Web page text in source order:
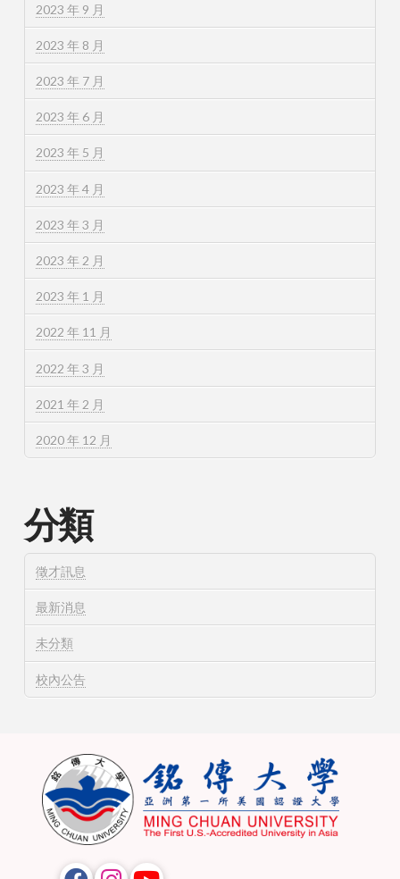
2023 年 9 月
2023 年 8 月
2023 年 7 月
2023 年 6 月
2023 年 5 月
2023 年 4 月
2023 年 3 月
2023 年 2 月
2023 年 1 月
2022 年 11 月
2022 年 3 月
2021 年 2 月
2020 年 12 月
分類
徵才訊息
最新消息
未分類
校內公告